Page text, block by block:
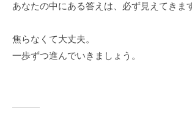
あなたの中にある答えは、必ず見えてきま
焦らなくて大丈夫。
一歩ずつ進んでいきましょう。